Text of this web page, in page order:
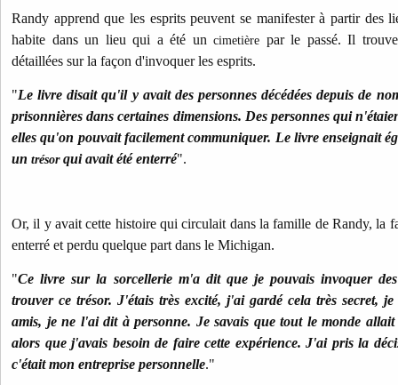
Randy apprend que les esprits peuvent se manifester à partir des
habite dans un lieu qui a été un cimetière par le passé. Il
détaillées sur la façon d'invoquer les esprits.
"Le livre disait qu'il y avait des personnes décédées depuis de
prisonnières dans certaines dimensions. Des personnes qui
elles qu'on pouvait facilement communiquer. Le livre enseignait
un trésorqui avait été enterré".
Or, il y avait cette histoire qui circulait dans la famille de Randy, la
enterré et perdu quelque part dans le Michigan.
"Ce livre sur la sorcellerie m'a dit que je pouvais invoquer
trouver ce trésor. J'étais très excité, j'ai gardé cela très secret,
amis, je ne l'ai dit à personne. Je savais que tout le monde
alors que j'avais besoin de faire cette expérience. J'ai pris la
c'était mon entreprise personnelle."